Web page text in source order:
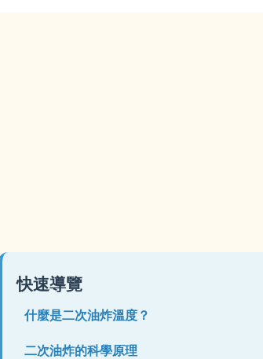
快速導覽
什麼是二次油炸溫度？
二次油炸的科學原理